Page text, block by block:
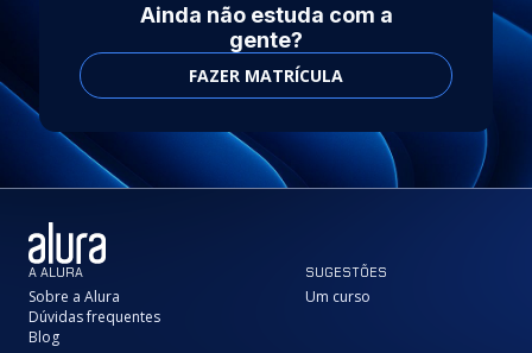
Ainda não estuda com a
gente?
FAZER MATRÍCULA
A ALURA
Sobre a Alura
Dúvidas frequentes
Blog
SUGESTÕES
Um curso